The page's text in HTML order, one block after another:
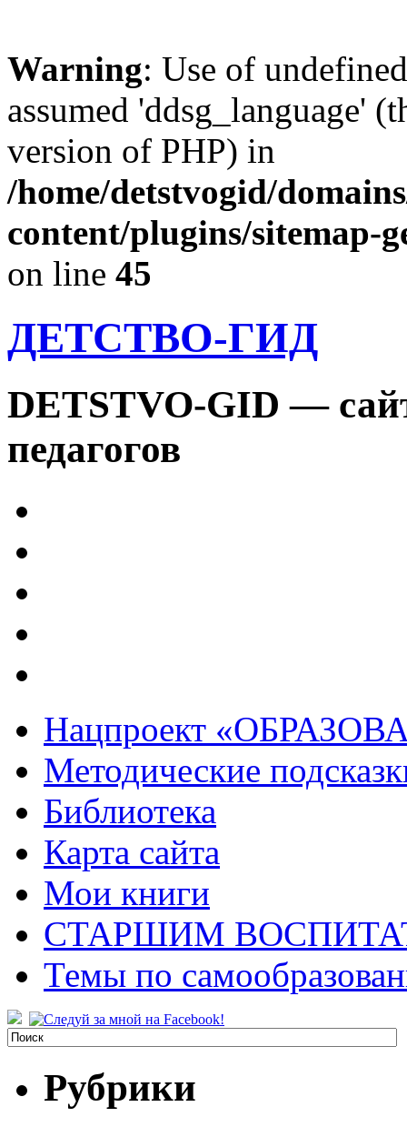
Warning: Use of
assumed 'ddsg_language'
version of PHP) in
/home/detstvogid/
content/plugins/sitemap-
on line 45
ДЕТСТВО-ГИД
DETSTVO-GID —
педагогов
Нацпроект
Методические
Библиотека
Карта сайта
Мои книги
СТАРШИМ
Темы по
Рубрики